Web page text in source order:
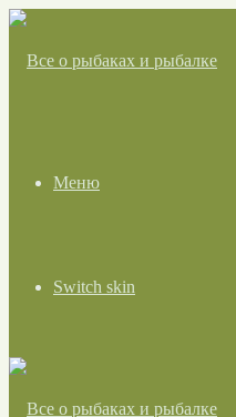
Меню
Switch skin